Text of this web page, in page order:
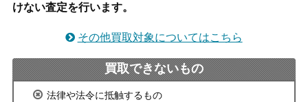
けない査定を行います。
その他買取対象についてはこちら
買取できないもの
法律や法令に抵触するもの